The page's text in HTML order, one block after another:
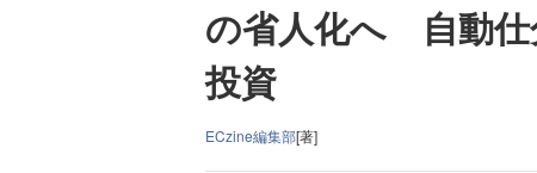
の省人化へ 自動仕
投資
ECzine編集部[著]